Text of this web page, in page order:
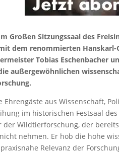
Großen Sitzungssaal des
dem renommierten Hanskarl-
Tobias Eschenbacher
außergewöhnlichen
Ehrengäste aus Wissenschaft,
im historischen Festsaal
der Wildtierforschung, der
nehmen. Er hob die hohe
Relevanz der